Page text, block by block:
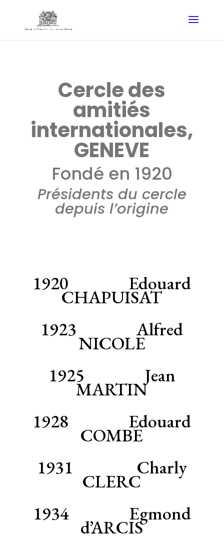
Cercle des
amitiés
internationales,
GENEVE
Fondé en 1920
Présidents du cercle
depuis l’origine
1920 Edouard
CHAPUISAT
1923 Alfred
NICOLE
1925 Jean
MARTIN
1928 Edouard
COMBE
1931 Charly
CLERC
1934 Egmond
d’ARCIS